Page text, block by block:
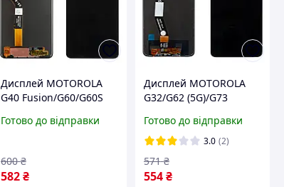
Дисплей MOTOROLA
G40 Fusion/G60/G60S
(2021) з чорним
Готово до відправки
582 ₴
600 ₴
Дисплей MOTOROLA
G32/G62 (5G)/G73
чорним тачскріном
Готово до відправки
3.0 (2)
554₴
571 ₴